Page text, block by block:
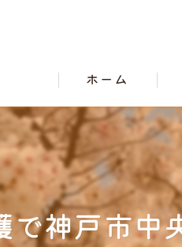
ホーム
で神戸市中